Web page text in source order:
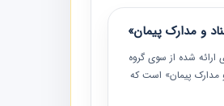
و مدارک پیمان»
ارائه شده از سوی گروه
مدارک پیمان» است که